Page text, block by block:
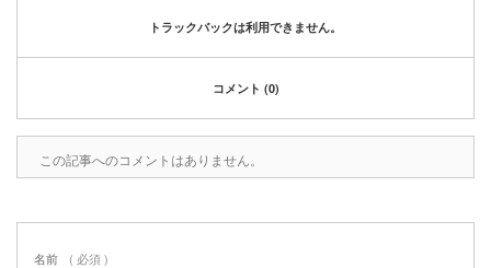
トラックバックは利用できません。
コメント (0)
この記事へのコメントはありません。
名前 ( 必須 )